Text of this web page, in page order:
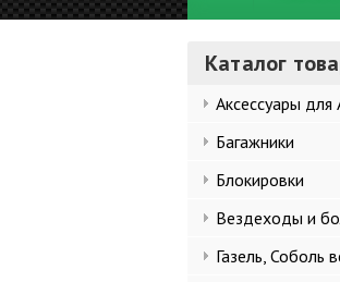
Каталог
Аксессуары для
Багажники
Блокировки
Вездеходы и